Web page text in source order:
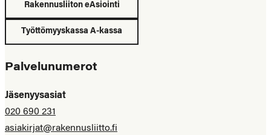
Rakennusliiton eAsiointi
Työttömyyskassa A-kassa
Palvelunumerot
Jäsenyysasiat
020 690 231
asiakirjat@rakennusliitto.fi